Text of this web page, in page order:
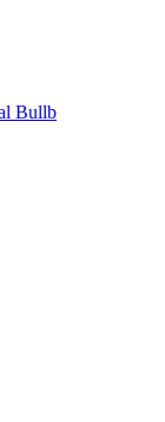
Bullb